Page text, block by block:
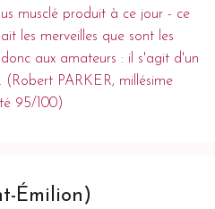
musclé produit à ce jour - ce
les merveilles que sont les
aux amateurs : il s'agit d'un
PARKER, millésime
95/100)
Émilion)